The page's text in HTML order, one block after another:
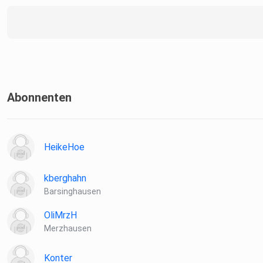
Abonnenten
HeikeHoe
kberghahn
Barsinghausen
OliMrzH
Merzhausen
Konter